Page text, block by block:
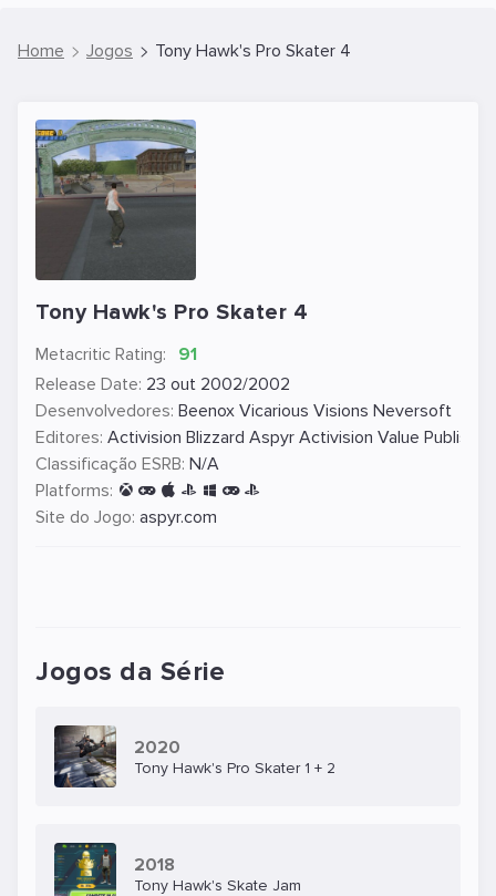
Home Jogos Tony Hawk's Pro Skater 4
Tony Hawk's Pro Skater 4
Metacritic Rating:
91
Release Date: 23 out 2002/2002
Desenvolvedores: Beenox Vicarious Visions Neversoft
Editores: Activision Blizzard Aspyr Activision Value
Classificação ESRB: N/A
Platforms:
Site do Jogo: aspyr.com
Jogos da Série
2020
Tony Hawk's Pro Skater 1 + 2
2018
Tony Hawk's Skate Jam